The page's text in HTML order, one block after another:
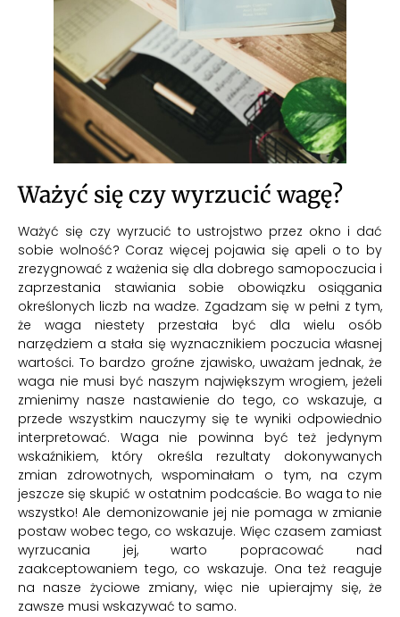
Ważyć się czy wyrzucić wagę?
Ważyć się czy wyrzucić to ustrojstwo przez okno i dać
sobie wolność? Coraz więcej pojawia się apeli o to by
zrezygnować z ważenia się dla dobrego samopoczucia i
zaprzestania stawiania sobie obowiązku osiągania
określonych liczb na wadze. Zgadzam się w pełni z tym,
że waga niestety przestała być dla wielu osób
narzędziem a stała się wyznacznikiem poczucia własnej
wartości. To bardzo groźne zjawisko, uważam jednak, że
waga nie musi być naszym największym wrogiem, jeżeli
zmienimy nasze nastawienie do tego, co wskazuje, a
przede wszystkim nauczymy się te wyniki odpowiednio
interpretować. Waga nie powinna być też jedynym
wskaźnikiem, który określa rezultaty dokonywanych
zmian zdrowotnych, wspominałam o tym, na czym
jeszcze się skupić w ostatnim podcaście. Bo waga to nie
wszystko! Ale demonizowanie jej nie pomaga w zmianie
postaw wobec tego, co wskazuje. Więc czasem zamiast
wyrzucania jej, warto popracować nad
zaakceptowaniem tego, co wskazuje. Ona też reaguje
na nasze życiowe zmiany, więc nie upierajmy się, że
zawsze musi wskazywać to samo.